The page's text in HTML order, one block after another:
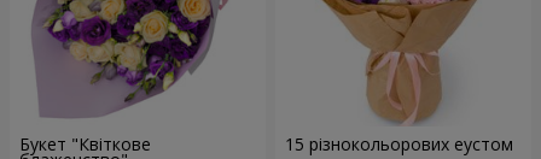
Букет "Квіткове 15 різнокольорових еустом